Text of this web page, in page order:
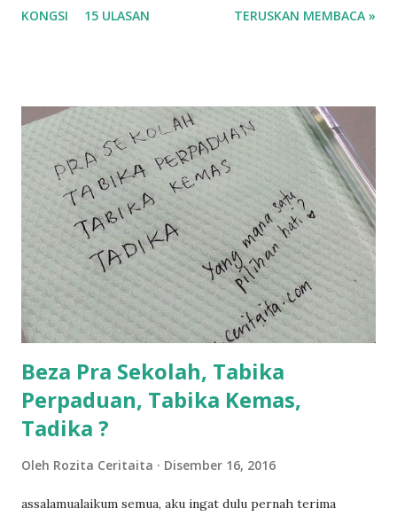
tau? yang sebut tu anak aku....diulangi ANAK AKU ....adoiiii
balik keja aku ajak la shah singgah Giant beli barang
sikit...dalam perjalanan dari dalam kereta tu biasalah kan
kami memang akan pimpin anak-anak jalan sampai masuk
dalam... dan kebiasanya bagi anak 4 macam kami ni bahagi-
bahagi lah siapa nak pimpin siapa... dan biasanya aku akan
dukung adik hadi sambil pimpin kakak husna... yang abg
ngah dengan abg long terserah pada shah la pulak.. tapi
kalau ikut anak-anak semua nak ummi pimpin... ajer rebeh
ba...
KONGSI 15 ULASAN TERUSKAN MEMBACA »
Beza Pra Sekolah, Tabika
Perpaduan, Tabika Kemas,
Tadika ?
Oleh Rozita Ceritaita Disember 16, 2016
assalamualaikum semua, aku ingat dulu pernah terima